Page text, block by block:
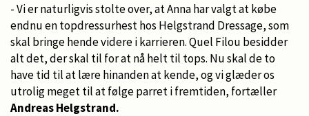
- Vi er naturligvis stolte over, at Anna har valgt at købe
endnu en topdressurhest hos Helgstrand Dressage, som
skal bringe hende videre i karrieren. Quel Filou besidder
alt det, der skal til for at nå helt til tops. Nu skal de to
have tid til at lære hinanden at kende, og vi glæder os
utrolig meget til at følge parret i fremtiden, fortæller
Andreas Helgstrand.